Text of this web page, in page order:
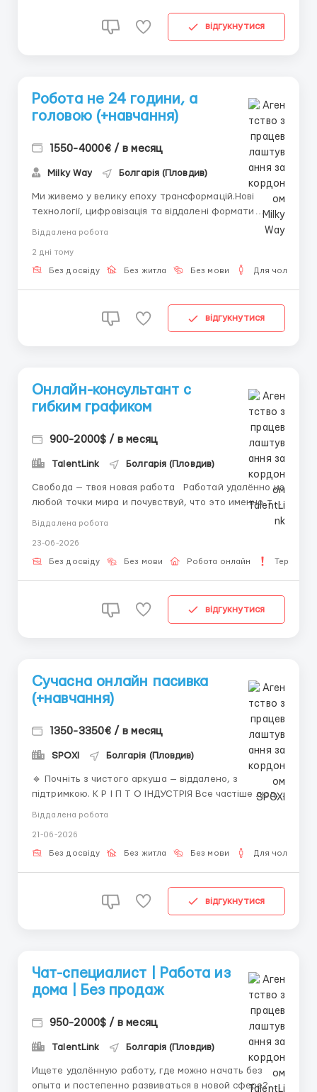
відгукнутися
Робота не 24 години, а
головою (+навчання)
1550-4000€ / в месяц
Milky Way Болгарія (Пловдив)
Ми живемо у велику епоху трансформацій.Нові
технології, цифровізація та віддалені формати
роботи щодня змінюють ринок. Сьогодні важливо не
які дозволяють заробляти гідно, навіть без досвіду
та технічних знань. Все, що потрібно — це оточення,
Віддалена робота
2 днi тому
Без досвіду Без житла Без мови Для чоловіків
відгукнутися
Онлайн-консультант с
гибким графиком
900-2000$ / в месяц
TalentLink Болгарія (Пловдив)
Свобода — твоя новая работа Работай удалённо из
любой точки мира и почувствуй, что это именно то,
о чём ты давно мечтал. Мы часто недооцениваем
хочешь, находиться там, где хочешь, и
самостоятельно управлять своим времен...
Віддалена робота
23-06-2026
Без досвіду Без мови Робота онлайн
відгукнутися
Сучасна онлайн пасивка
(+навчання)
1350-3350€ / в месяц
SPOXI Болгарія (Пловдив)
🔹 Почніть з чистого аркуша — віддалено, з
підтримкою. К Р І П Т О ІНДУСТРІЯ Все частіше люди
розуміють: традиційні професії перестають
не тренд, а необхідність. І якщо ви хочете змінити
курс, але не знаєте з чого почати — ви за
Віддалена робота
21-06-2026
Без досвіду Без житла Без мови Для чоловіків
відгукнутися
Чат-специалист | Работа из
дома | Без продаж
950-2000$ / в месяц
TalentLink Болгарія (Пловдив)
Ищете удалённую работу, где можно начать без
опыта и постепенно развиваться в новой сфере? В